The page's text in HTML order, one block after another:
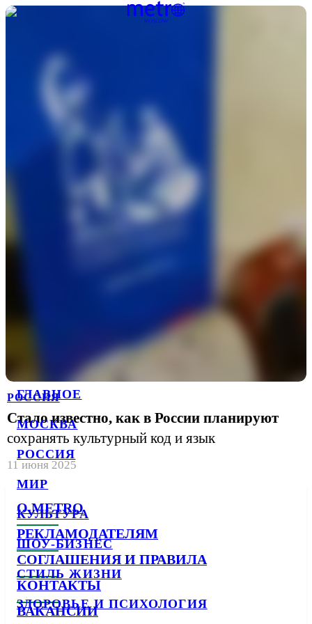
ГЛАВНОЕ
МОСКВА
РОССИЯ
МИР
КУЛЬТУРА
ШОУ-БИЗНЕС
СТИЛЬ ЖИЗНИ
ЗДОРОВЬЕ И ПСИХОЛОГИЯ
РОССИЯ
Стало известно, как в России планируют
сохранять культурный код и язык
11 июня 2025
О METRO
РЕКЛАМОДАТЕЛЯМ
СОГЛАШЕНИЯ И ПРАВИЛА
КОНТАКТЫ
ВАКАНСИИ